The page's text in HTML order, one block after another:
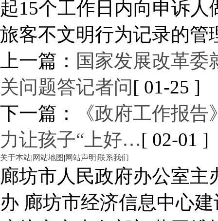
起15个工作日内向申诉
旅客不文明行为记录的管
上一篇： 国家发展改革委
关问题答记者问[ 01-25 ]
下一篇：
《政府工作报
力让孩子“上好…[ 02-01 ]
关于本站|网站地图 |网站声明|联系我们
廊坊市人民政府办公室
办 廊坊市经济信息中心建